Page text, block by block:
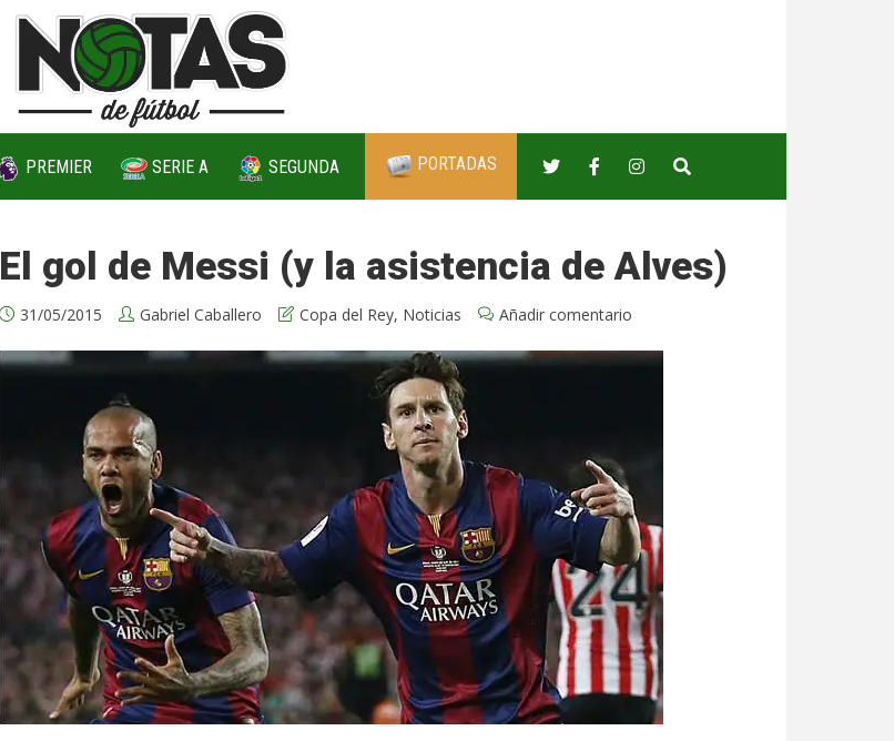
PREMIER SERIE A SEGUNDA PORTADAS
El gol de Messi (y la asistencia de Alves)
31/05/2015 Gabriel Caballero Copa del Rey, Noticias Añadir comentario